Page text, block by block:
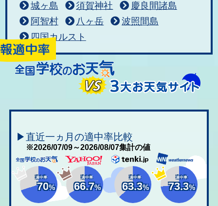
城ヶ島
須賀神社
慶良間諸島
阿智村
八ヶ岳
波照間島
四国カルスト
▶直近一ヵ月の適中率比較
※2026/07/09～2026/08/07集計の値
適中率
70%
適中率
66.7%
適中率
63.3%
適中率
73.3%